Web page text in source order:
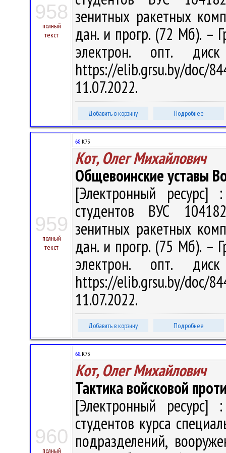
958
полный
текст
зенитных ракетных
дан. и прогр. (72 Мб). –
электрон. опт.
https://elib.grsu.by/
11.07.2022.
Добавить в корзину Подробнее
959
полный
текст
68 К73
Кот, Олег Михайлович
Общевоинские уставы
[Электронный ресурс]
студентов ВУС
зенитных ракетных
дан. и прогр. (75 Мб). –
электрон. опт.
https://elib.grsu.by/
11.07.2022.
Добавить в корзину Подробнее
960
полный
68.К73
Кот, Олег Михайлович
Тактика войсковой
[Электронный ресурс]
студентов курса
подразделений,